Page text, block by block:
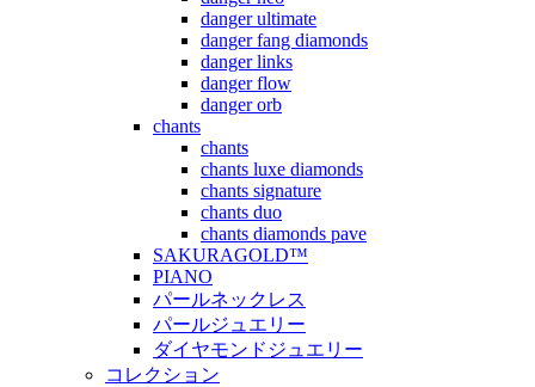
danger ultimate
danger fang diamonds
danger links
danger flow
danger orb
chants
chants
chants luxe diamonds
chants signature
chants duo
chants diamonds pave
SAKURAGOLD™
PIANO
パールネックレス
パールジュエリー
ダイヤモンドジュエリー
コレクション